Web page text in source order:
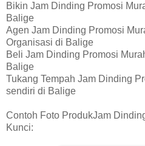
Bikin Jam Dinding Promosi
Balige
Agen Jam Dinding Promosi
Organisasi di Balige
Beli Jam Dinding Promosi
Balige
Tukang Tempah Jam Dinding
sendiri di Balige
Contoh Foto ProdukJam
Kunci: